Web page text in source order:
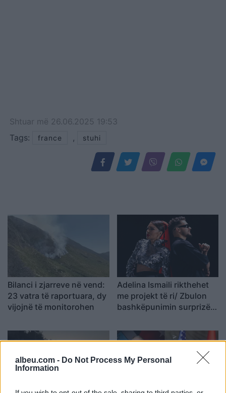
albeu.com - Do Not Process My Personal
Information
Shtuar më 26.06.2025 19:53
Tags:
france , stuhi
Bilanci i zjarreve në vend:
23 vatra të raportuara, dy
vijojnë të monitorohen
Adelina Ismaili rikthehet
me projekt të ri/ Zbulon
bashkëpunimin surprizë